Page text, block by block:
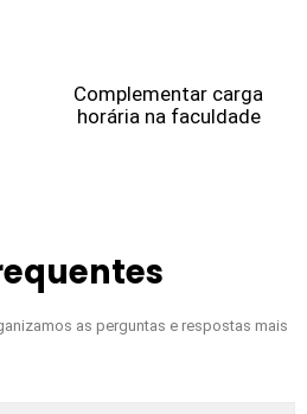
Complementar carga
horária na faculdade
as perguntas e respostas mais